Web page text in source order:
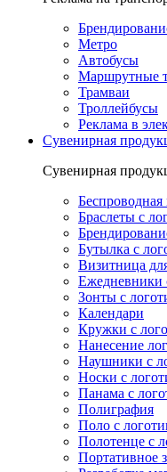
Метро
Автобусы
Маршрутные
Трамваи
Троллейбусы
Реклама в
Сувенирная
Сувенирная
Браслеты с
Бутылка с
Визитница
Ежедневники
Зонты с
Календари
Кружки с
Нанесение
Наушники с
Носки с
Панама с
Полиграфия
Поло с
Полотенце с
Портативное